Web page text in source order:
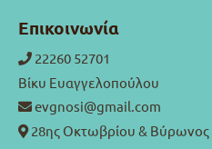
Επικοινωνία
22260 52701
Βίκυ Ευαγγελοπούλου
evgnosi@gmail.com
28ης Οκτωβρίου & Βύρωνος